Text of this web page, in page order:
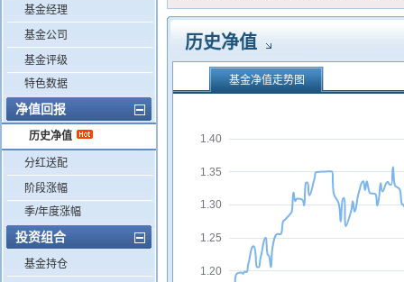
基金经理
基金公司
基金评级
特色数据
净值回报
历史净值
分红送配
阶段涨幅
季/年度涨幅
投资组合
基金持仓
历史净值
基金净值走势图
1.20
1.25
1.30
1.35
1.40